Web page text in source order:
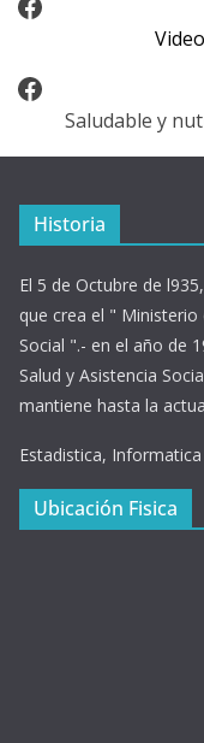
Facebook
Saludable y
Historia
El 5 de Octubre de
que crea el " Ministerio
Social ".- en el año de
Salud y Asistencia
mantiene hasta la
Estadistica,
Ubicación Fisica